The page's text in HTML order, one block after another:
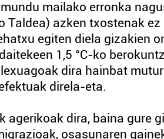
mailako erronka
Taldea) azken txostenak
egiten diela gizakien
1,5 °C-ko
dira hainbat
direla-eta.
agerikoak dira, baina gure
osasunaren